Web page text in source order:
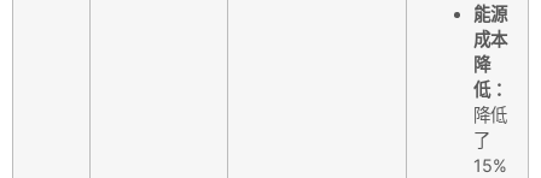
能源
成本
降
低：
降低
了
15%